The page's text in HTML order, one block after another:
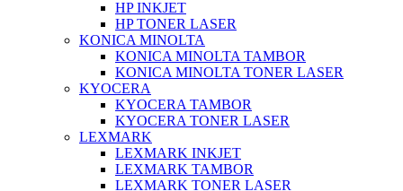
HP INKJET
HP TONER LASER
KONICA MINOLTA
KONICA MINOLTA TAMBOR
KONICA MINOLTA TONER LASER
KYOCERA
KYOCERA TAMBOR
KYOCERA TONER LASER
LEXMARK
LEXMARK INKJET
LEXMARK TAMBOR
LEXMARK TONER LASER